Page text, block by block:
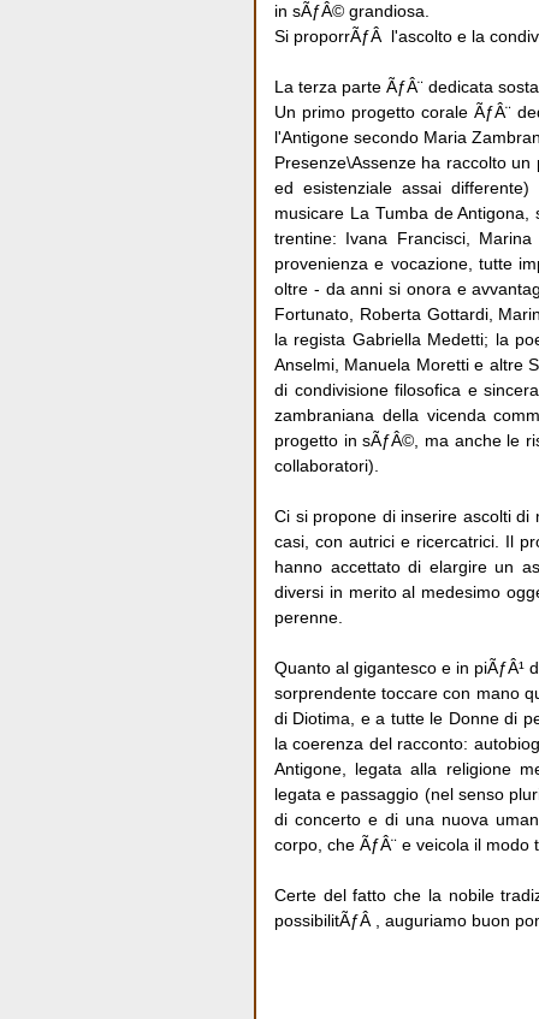
in sÃƒÂ© grandiosa.
Si proporrÃƒÂ l'ascolto e la
La terza parte ÃƒÂ¨ dedicata
Un primo progetto corale ÃƒÂ¨
l'Antigone secondo Maria
Presenze\Assenze ha raccolto
ed esistenziale assai
musicare La Tumba de
trentine: Ivana Francisci,
provenienza e vocazione, tutte
oltre - da anni si onora e
Fortunato, Roberta Gottardi,
la regista Gabriella Medetti; la
Anselmi, Manuela Moretti e altre
di condivisione filosofica e
zambraniana della vicenda
progetto in sÃƒÂ©, ma anche le
collaboratori).
Ci si propone di inserire ascolti
casi, con autrici e ricercatrici. Il
hanno accettato di elargire un
diversi in merito al medesimo
perenne.
Quanto al gigantesco e in piÃƒÂ¹
sorprendente toccare con mano
di Diotima, e a tutte le Donne di
la coerenza del racconto:
Antigone, legata alla religione
legata e passaggio (nel senso
di concerto e di una nuova
corpo, che ÃƒÂ¨ e veicola il
Certe del fatto che la nobile
possibilitÃƒÂ , auguriamo buon